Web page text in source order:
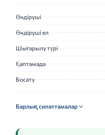
Өндіруші
Өндіруші ел
Шығарылу түрі
Қаптамада
Босату
Барлық сипаттамалар